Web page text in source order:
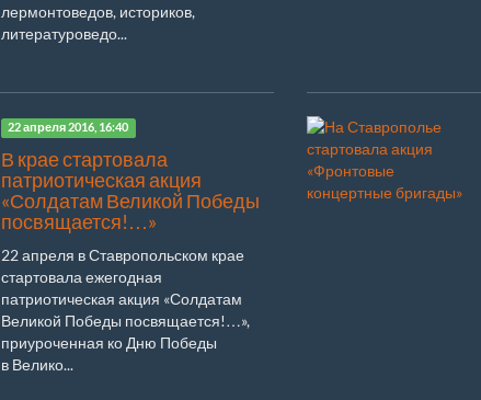
лермонтоведов, историков,
литературоведо...
22 апреля 2016, 16:40
В крае стартовала
патриотическая акция
«Солдатам Великой Победы
посвящается!…»
22 апреля в Ставропольском крае
стартовала ежегодная
патриотическая акция «Солдатам
Великой Победы посвящается!…»,
приуроченная ко Дню Победы
в Велико...